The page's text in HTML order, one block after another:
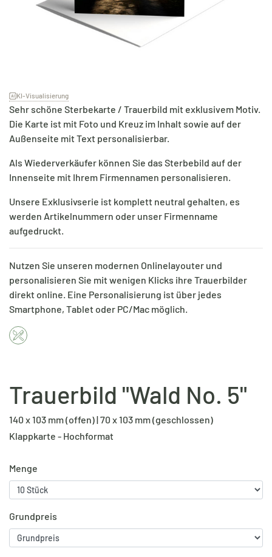
KI-Visualisierung
Sehr schöne Sterbekarte / Trauerbild mit exklusivem Motiv.
Die Karte ist mit Foto und Kreuz im Inhalt sowie auf der
Außenseite mit Text personalisierbar.
Als Wiederverkäufer können Sie das Sterbebild auf der
Innenseite mit Ihrem Firmennamen personalisieren.
Unsere Exklusivserie ist komplett neutral gehalten, es
werden Artikelnummern oder unser Firmenname
aufgedruckt.
Nutzen Sie unseren modernen Onlinelayouter und
personalisieren Sie mit wenigen Klicks ihre Trauerbilder
direkt online. Eine Personalisierung ist über jedes
Smartphone, Tablet oder PC/Mac möglich.
Trauerbild "Wald No. 5"
140 x 103 mm (offen) | 70 x 103 mm (geschlossen)
Klappkarte - Hochformat
Menge
Grundpreis